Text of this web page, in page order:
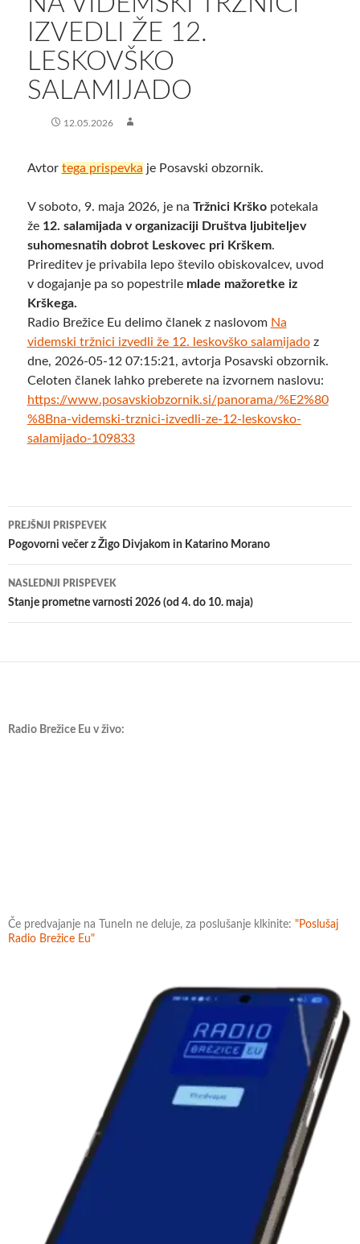
IZVEDLI ŽE 12.
LESKOVŠKO
SALAMIJADO
12.05.2026
Avtor tega prispevka je Posavski obzornik.
V soboto, 9. maja 2026, je na Tržnici Krškopotekala
že12. salamijada v organizaciji Društva ljubiteljev
suhomesnatih dobrot Leskovec pri Krškem.
Prireditev je privabila lepo število obiskovalcev, uvod
v dogajanje pa so popestrile mlade mažoretke iz
Krškega.
Radio Brežice Eu delimo članek z naslovom ​Na
videmski tržnici izvedli že 12. leskovško salamijadoz
dne, 2026-05-12 07:15:21, avtorja Posavski obzornik.
Celoten članek lahko preberete na izvornem naslovu:
https://www.posavskiobzornik.si/panorama/%E2%80
%8Bna-videmski-trznici-izvedli-ze-12-leskovsko-
salamijado-109833
Krmarjenje
po
prispevkih
PREJŠNJI PRISPEVEK
Pogovorni večer z Žigo Divjakom in Katarino Morano
NASLEDNJI PRISPEVEK
Stanje prometne varnosti 2026 (od 4. do 10. maja)
Radio Brežice Eu v živo:
Če predvajanje na TuneIn ne deluje, za poslušanje klkinite: "Poslušaj
Radio Brežice Eu"